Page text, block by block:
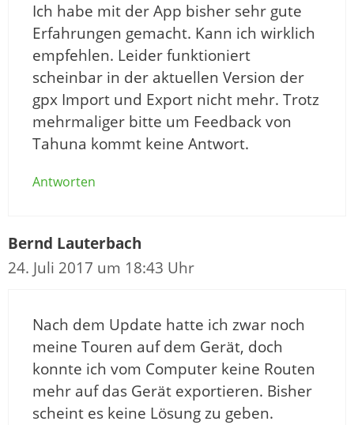
Ich habe mit der App bisher sehr gute
Erfahrungen gemacht. Kann ich wirklich
empfehlen. Leider funktioniert
scheinbar in der aktuellen Version der
gpx Import und Export nicht mehr. Trotz
mehrmaliger bitte um Feedback von
Tahuna kommt keine Antwort.
Antworten
Bernd Lauterbach
24. Juli 2017 um 18:43 Uhr
Nach dem Update hatte ich zwar noch
meine Touren auf dem Gerät, doch
konnte ich vom Computer keine Routen
mehr auf das Gerät exportieren. Bisher
scheint es keine Lösung zu geben.